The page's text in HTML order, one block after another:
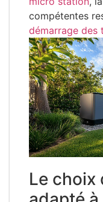
compétentes
démarrage des
Le choix